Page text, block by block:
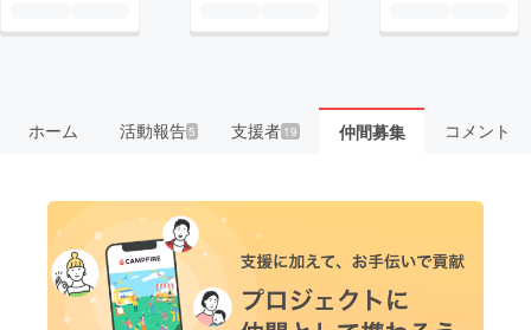
ホーム 活動報告5 支援者 19 仲間募集 コメント